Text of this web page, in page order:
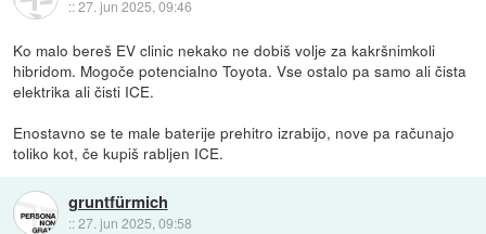
::27. jun 2025, 09:46
Ko malo bereš EV clinic nekako ne dobiš volje za kakršnimkoli
hibridom. Mogoče potencialno Toyota. Vse ostalo pa samo ali čista
elektrika ali čisti ICE.
Enostavno se te male baterije prehitro izrabijo, nove pa računajo
toliko kot, če kupiš rabljen ICE.
gruntfürmich
::27. jun 2025, 09:58